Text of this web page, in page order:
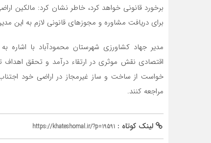
برخورد قانونی خواهد کرد، خاطر نشان کرد: مالکین
برای دریافت مشاوره و مجوزهای قانونی لازم به این
مدیر جهاد کشاورزی شهرستان محمودآباد با اشاره
اقتصادی نقش موثری در ارتقاء درآمد و تحقق اهداف
خواست از ساخت و ساز غیرمجاز در اراضی خود
مراجعه کنند.
لینک کوتاه : https://khateshomal.ir/?p=19591